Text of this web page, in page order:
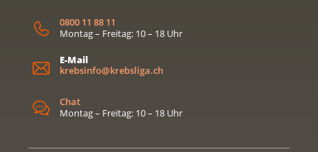
0800 11 88 11
Montag – Freitag: 10 – 18 Uhr
E-Mail
krebsinfo@krebsliga.ch
Chat
Montag – Freitag: 10 – 18 Uhr